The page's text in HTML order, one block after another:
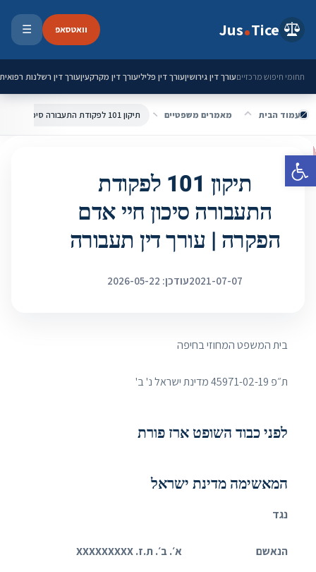
פתח סרגל נגישות
Jus Tice וואטסאפ ☰
תחומי חיפוש מרכזייםעורך דין גירושיןעורך דין פליליעורך דין מקרקעיןעורך דין רשלנות רפואית
עמוד הבית מאמרים משפטיים
תיקון 101 לפקודת
התעבורה סיכון חיי אדם
הפקרה | עורך דין תעבורה
2021-07-07עודכן: 2026-05-22
בית המשפט המחוזי בחיפה
ת״פ 45971-02-19 מדינת ישראל נ' ב'
לפני כבוד השופט ארז פורת
המאשימה מדינת ישראל
נגד
הנאשם א׳. ב׳. ת.ז.XXXXXXXXX